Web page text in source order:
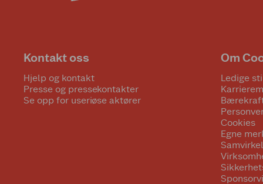
Kontakt oss
Hjelp og kontakt
Presse og pressekontakter
Se opp for useriøse aktører
Om
Ledige
Cookies
Egne